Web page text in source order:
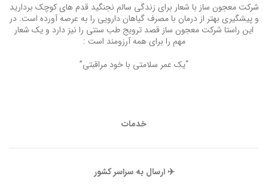
شرکت معجون ساز با شعار برای زندگی سالم نجنگید قدم های کوچک بردارید
و پیشگیری بهتر از درمان با مصرف گیاهان دارویی را به عرصه آورده است. در
این راستا شرکت معجون ساز قصد ترویج طب سنتی را نیز دارد و یک شعار
مهم را برای همه آرزومند است :
“یک عمر سلامتی با خود مراقبتی”
خدمات
✈️ ارسال به سراسر کشور